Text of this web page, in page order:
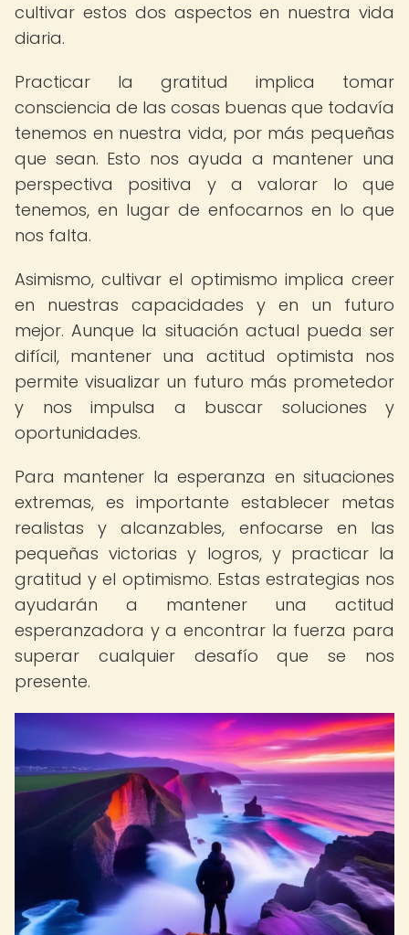
cultivar estos dos aspectos en nuestra vida
diaria.
Practicar la gratitud implica tomar
consciencia de las cosas buenas que todavía
tenemos en nuestra vida, por más pequeñas
que sean. Esto nos ayuda a mantener una
perspectiva positiva y a valorar lo que
tenemos, en lugar de enfocarnos en lo que
nos falta.
Asimismo, cultivar el optimismo implica creer
en nuestras capacidades y en un futuro
mejor. Aunque la situación actual pueda ser
difícil, mantener una actitud optimista nos
permite visualizar un futuro más prometedor
y nos impulsa a buscar soluciones y
oportunidades.
Para mantener la esperanza en situaciones
extremas, es importante establecer metas
realistas y alcanzables, enfocarse en las
pequeñas victorias y logros, y practicar la
gratitud y el optimismo. Estas estrategias nos
ayudarán a mantener una actitud
esperanzadora y a encontrar la fuerza para
superar cualquier desafío que se nos
presente.